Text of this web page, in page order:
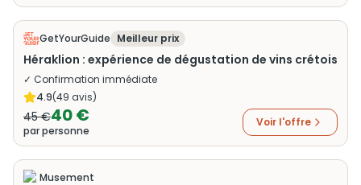
GetYourGuide Meilleur prix
Héraklion : expérience de dégustation de vins crétois
✓ Confirmation immédiate
4.9(49 avis)
45 €40 €
par personne
Voir l'offre
Musement